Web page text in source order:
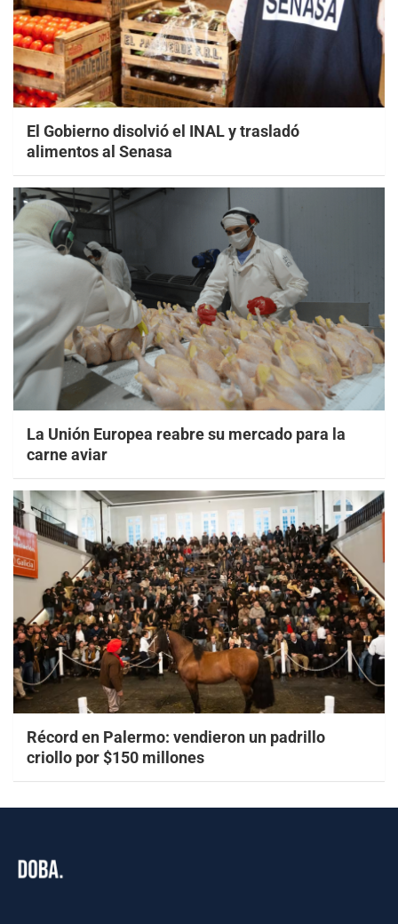
El Gobierno disolvió el INAL y trasladó
alimentos al Senasa
La Unión Europea reabre su mercado para la
carne aviar
Récord en Palermo: vendieron un padrillo
criollo por $150 millones